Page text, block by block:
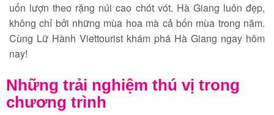
uốn lượn theo rặng núi cao chót vót. Hà Giang luôn đẹp,
không chỉ bởi những mùa hoa mà cả bốn mùa trong năm.
Cùng Lữ Hành Viettourist khám phá Hà Giang ngay hôm
nay!
Những trải nghiệm thú vị trong
chương trình